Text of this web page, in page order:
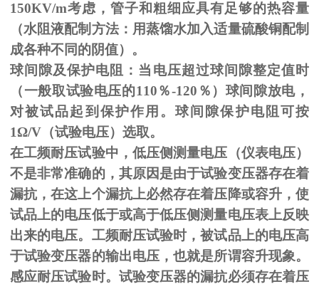
150KV/m考虑，管子和粗细应具有足够的热容量
（水阻液配制方法：用蒸馏水加入适量硫酸铜配制
成各种不同的阴值）。
球间隙及保护电阻：当电压超过球间隙整定值时
（一般取试验电压的110％-120 ％）球间隙放电，
对被试品起到保护作用。球间隙保护电阻可按
1Ω/V（试验电压）选取。
在工频耐压试验中，低压侧测量电压（仪表电压）
不是非常准确的，其原因是由于试验变压器存在着
漏抗，在这上个漏抗上必然存在着压降或容升，使
试品上的电压低于或高于低压侧测量电压表上反映
出来的电压。工频耐压试验时，被试品上的电压高
于试验变压器的输出电压，也就是所谓容升现象。
感应耐压试验时。试验变压器的漏抗必须存在着压